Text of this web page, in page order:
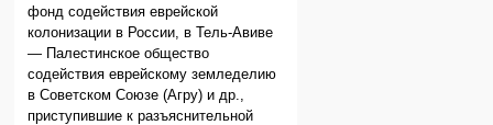
фонд содействия еврейской
колонизации в России, в Тель-Авиве
— Палестинское общество
содействия еврейскому земледелию
в Советском Союзе (Агру) и др.,
приступившие к разъяснительной